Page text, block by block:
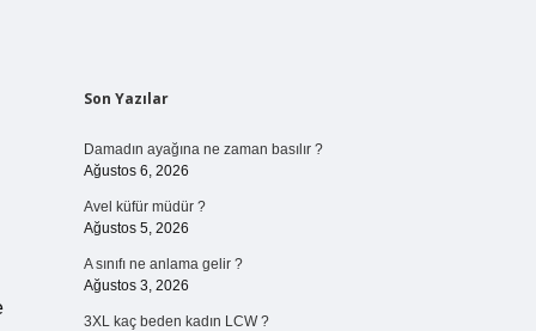
Sidebar
Son Yazılar
Damadın ayağına ne zaman basılır ?
Ağustos 6, 2026
Avel küfür müdür ?
Ağustos 5, 2026
A sınıfı ne anlama gelir ?
Ağustos 3, 2026
3XL kaç beden kadın LCW ?